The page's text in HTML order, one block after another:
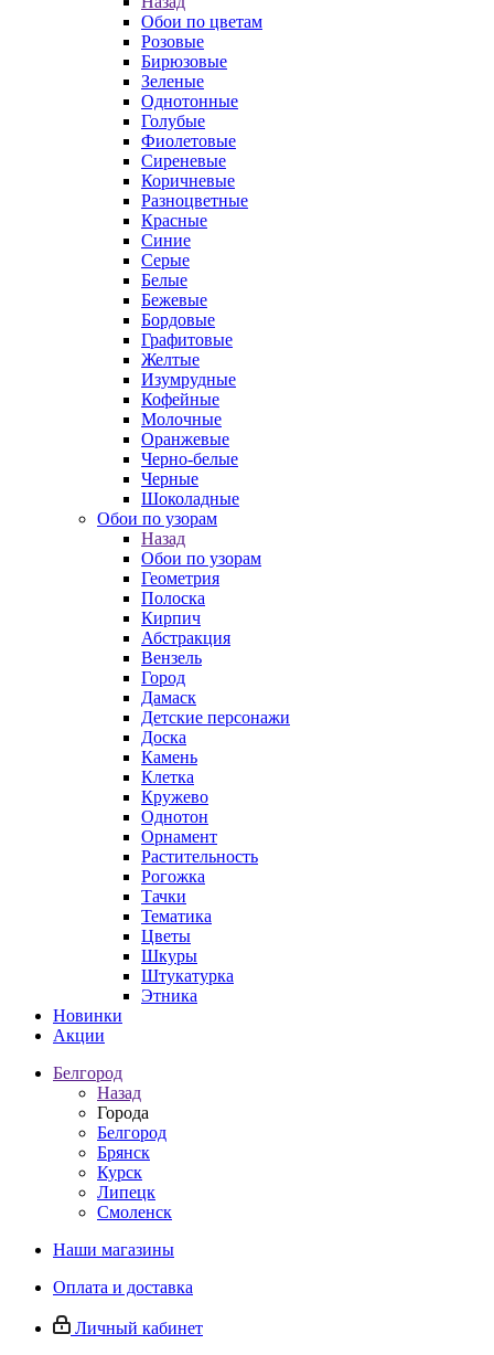
Обои по цветам
Розовые
Бирюзовые
Зеленые
Однотонные
Голубые
Фиолетовые
Сиреневые
Коричневые
Разноцветные
Красные
Синие
Серые
Белые
Бежевые
Бордовые
Графитовые
Желтые
Изумрудные
Кофейные
Молочные
Оранжевые
Черно-белые
Черные
Шоколадные
Обои по узорам
Назад
Обои по узорам
Геометрия
Полоска
Кирпич
Абстракция
Вензель
Город
Дамаск
Детские персонажи
Доска
Камень
Клетка
Кружево
Однотон
Орнамент
Растительность
Рогожка
Тачки
Тематика
Цветы
Шкуры
Штукатурка
Этника
Новинки
Акции
Белгород
Назад
Города
Белгород
Брянск
Курск
Липецк
Смоленск
Наши магазины
Оплата и доставка
Личный кабинет